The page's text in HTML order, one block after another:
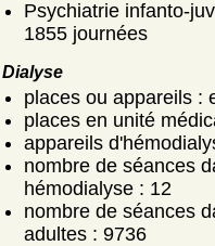
Psychiatrie infanto-
1855 journées
Dialyse
places ou appareils :
places en unité
appareils
nombre de séances
hémodialyse : 12
nombre de séances
adultes : 9736